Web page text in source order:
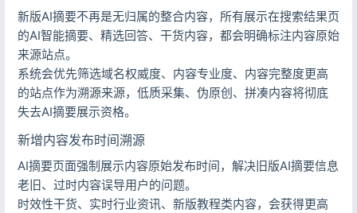
新版AI摘要不再是无归属的整合内容，所有展示在搜索结果页
的AI智能摘要、精选回答、干货内容，都会明确标注内容原始
来源站点。
系统会优先筛选域名权威度、内容专业度、内容完整度更高
的站点作为溯源来源，低质采集、伪原创、拼凑内容将彻底
失去AI摘要展示资格。
新增内容发布时间溯源
AI摘要页面强制展示内容原始发布时间，解决旧版AI摘要信息
老旧、过时内容误导用户的问题。
时效性干货、实时行业资讯、新版教程类内容，会获得更高